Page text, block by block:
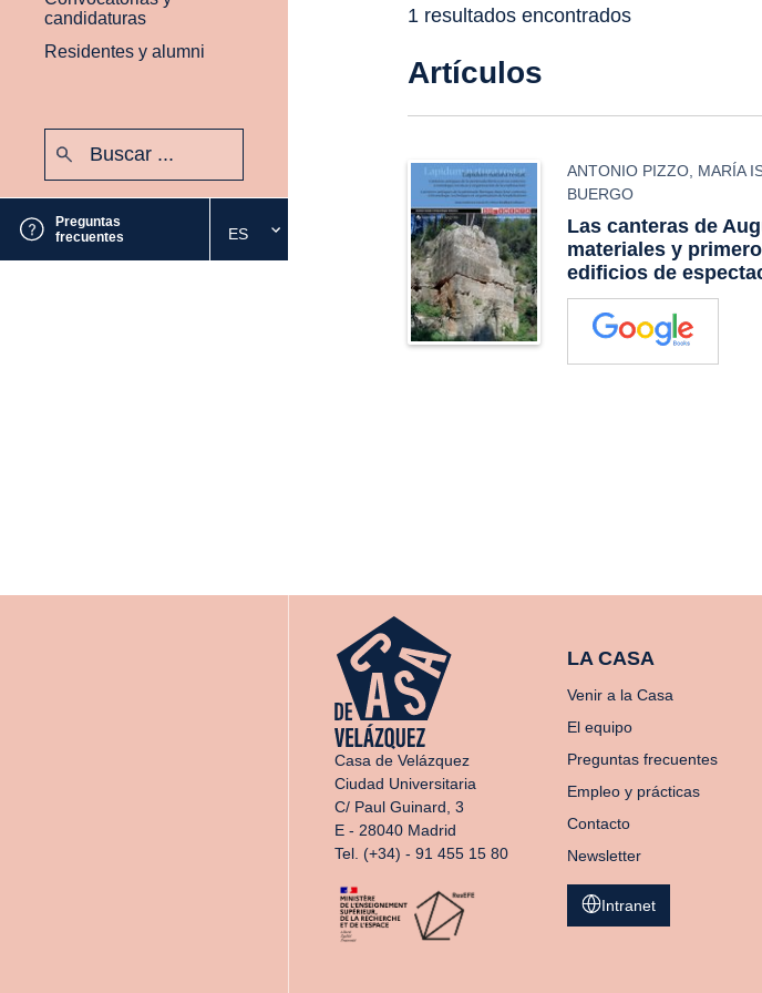
candidaturas
Residentes y alumni
Preguntas
frecuentes
Seleccione
el
ES
1 resultados encontrados
Artículos
ANTONIO PIZZO MARÍA
BUERGO
Las canteras de
materiales y
edificios de
Casa de Velázquez
Ciudad Universitaria
C/ Paul Guinard, 3
E - 28040 Madrid
Tel. (+34) - 91 455 15 80
LA CASA
Venir a la Casa
El equipo
Preguntas frecuentes
Empleo y prácticas
Contacto
Newsletter
Intranet